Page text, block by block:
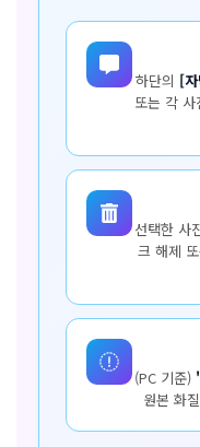
하단의 [
또는 각
선택한 사
크 해제
(PC 기준)
원본 화